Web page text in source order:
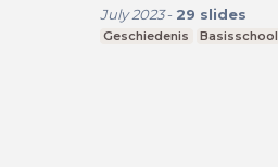
July 2023- 29 slides
Geschiedenis Basisschool